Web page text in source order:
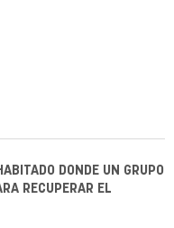
DONDE UN GRUPO
RECUPERAR EL